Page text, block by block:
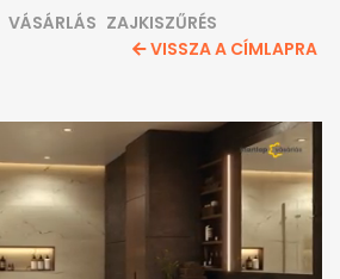
VÁSÁRLÁS ZAJKISZŰRÉS
VISSZA A CÍMLAPRA